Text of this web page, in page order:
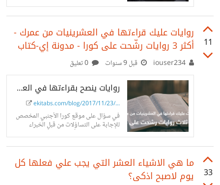
ثلاث مستخدمين مختلفين، في ثلاثة بيئات
11
روايات عليك قراءتها في العشرينيات من عمرك -
أكثر 3 روايات رشّحت على كورا - مدونة إي-كتاب
قبل 9 سنوات
روايات ينصح بقراءتها في العشرينيات من العمر - إي كتاب
ekitabs.com/blog/2017/11/23/...
في سؤال على موقع كورا الأجنبي المخصص
للإجابة على التساؤلات من قبل الخبراء
والمختصين، بحث أحدهم عن أهم روايات
33
ما هي الاشياء العشر التي يجب علي فعلها كل
يوم لاصبح اذكى؟